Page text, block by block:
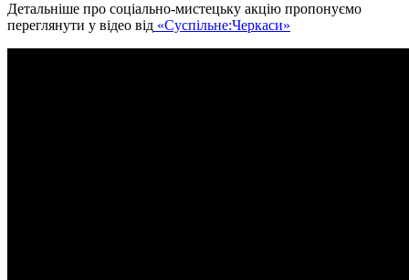
Детальніше про соціально-мистецьку акцію пропонуємо
переглянути у відео від «Суспільне:Черкаси»